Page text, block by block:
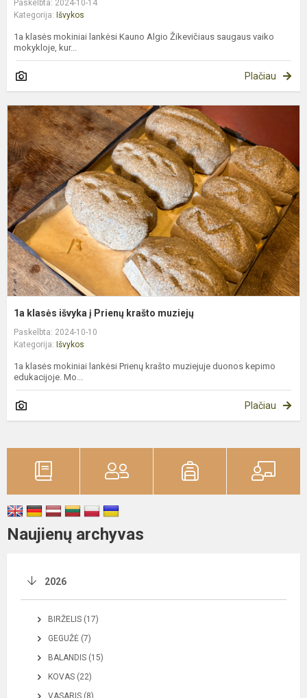
Paskelbta: 2024-10-14
Kategorija: Išvykos
1a klasės mokiniai lankėsi Kauno Algio Žikevičiaus saugaus vaiko
mokykloje, kur...
Plačiau
1a klasės išvyka į Prienų krašto muziejų
Paskelbta: 2024-10-10
Kategorija: Išvykos
1a klasės mokiniai lankėsi Prienų krašto muziejuje duonos kepimo
edukacijoje. Mo...
Plačiau
Naujienų archyvas
2026
BIRŽELIS (17)
GEGUŽĖ (7)
BALANDIS (15)
KOVAS (22)
VASARIS (8)